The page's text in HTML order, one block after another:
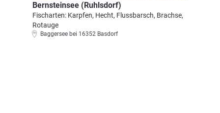
Bernsteinsee (Ruhlsdorf)
Fischarten: Karpfen, Hecht, Flussbarsch, Brachse,
Rotauge
Baggersee bei 16352 Basdorf